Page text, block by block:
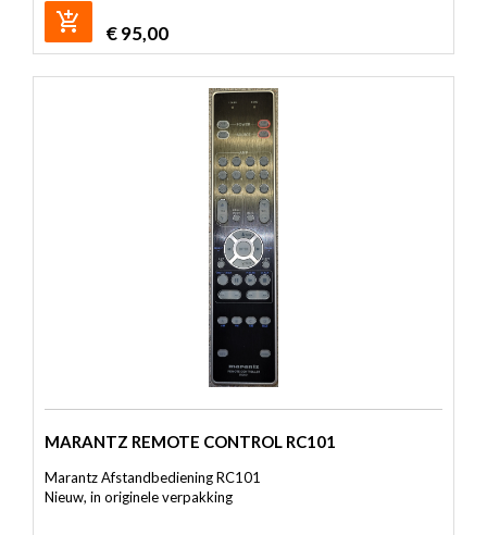
€95,00
MARANTZ REMOTE CONTROL RC101
Marantz Afstandbediening RC101
Nieuw, in originele verpakking